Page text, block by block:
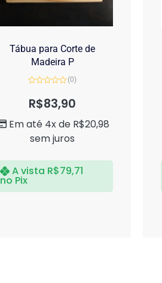
Tábua para Corte de
Madeira P
de
(0)
R$83,90
Em até 4x de R$20,98
sem juros
A vista R$79,71
no Pix